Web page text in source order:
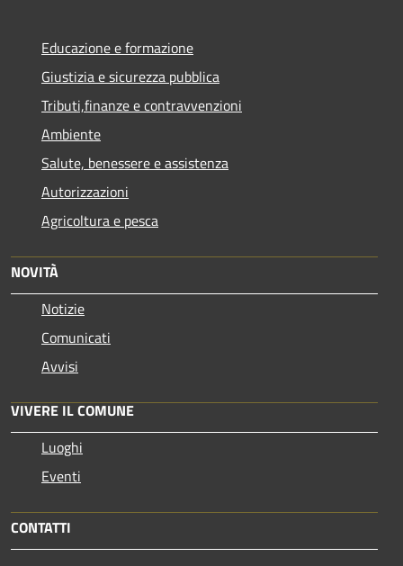
Educazione e formazione
Giustizia e sicurezza pubblica
Tributi,finanze e contravvenzioni
Ambiente
Salute, benessere e assistenza
Autorizzazioni
Agricoltura e pesca
NOVITÀ
Notizie
Comunicati
Avvisi
VIVERE IL COMUNE
Luoghi
Eventi
CONTATTI